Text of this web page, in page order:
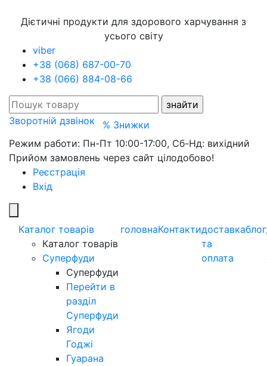
Дієтичні продукти для здорового харчування з
усього світу
viber
+38 (068) 687-00-70
+38 (066) 884-08-66
Зворотній дзвінок
% Знижки
Режим работи: Пн-Пт 10:00-17:00, Сб-Нд: вихідний
Прийом замовлень через сайт цілодобово!
Реєстрація
Вхід
Каталог товарів
Каталог товарів
Суперфуди
Суперфуди
Перейти в
разділ
Суперфуди
Ягоди
Годжі
Гуарана
головнаКонтактидоставка
та
оплата
блог